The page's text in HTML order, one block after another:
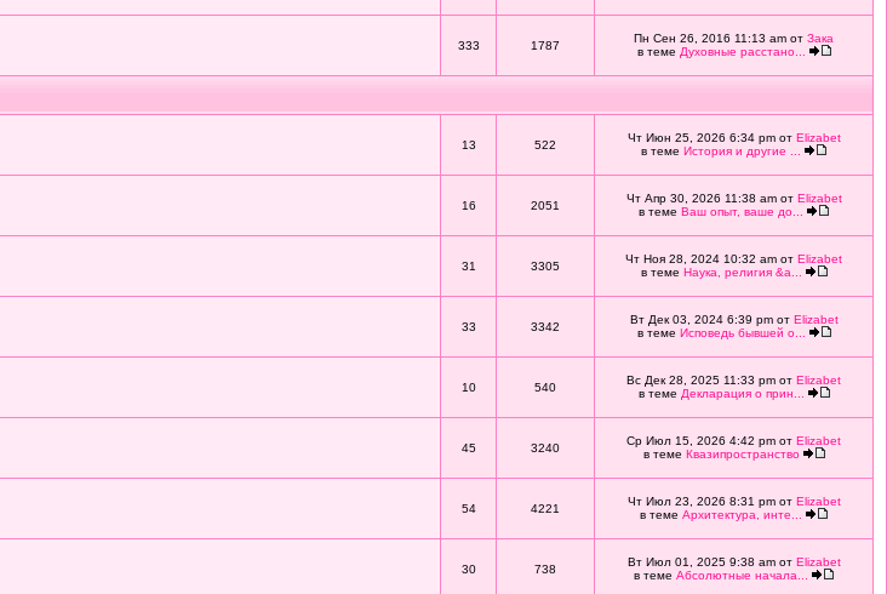
333 1787
Пн Сен 26, 2016 11:13 am от Зака
в теме Духовные расстано...
13 522
Чт Июн 25, 2026 6:34 pm от Elizabet
в теме История и другие ...
16 2051
Чт Апр 30, 2026 11:38 am от Elizabet
в теме Ваш опыт, ваше до...
31 3305
Чт Ноя 28, 2024 10:32 am от Elizabet
в теме Наука, религия &a...
33 3342
Вт Дек 03, 2024 6:39 pm от Elizabet
в теме Исповедь бывшей о...
10 540
Вс Дек 28, 2025 11:33 pm от Elizabet
в теме Декларация о прин...
45 3240
Ср Июл 15, 2026 4:42 pm от Elizabet
в теме Квазипространство
54 4221
Чт Июл 23, 2026 8:31 pm от Elizabet
в теме Архитектура, инте...
30 738
Вт Июл 01, 2025 9:38 am от Elizabet
в теме Абсолютные начала...